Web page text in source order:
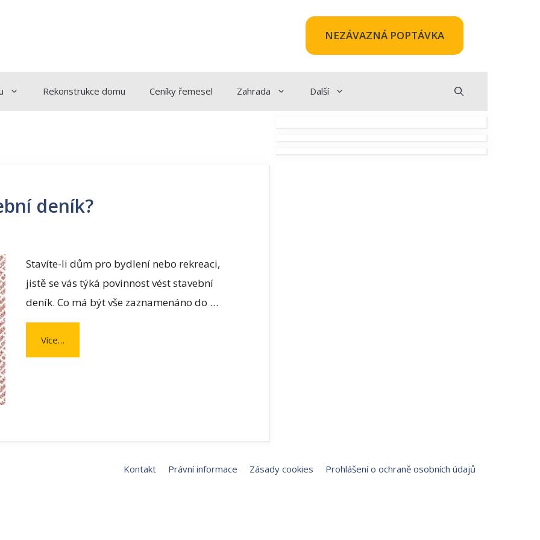
NEZÁVAZNÁ POPTÁVKA
Rekonstrukce domu Ceníky řemesel Zahrada Další
deník?
Stavíte-li dům pro bydlení nebo rekreaci,
jistě se vás týká povinnost vést stavební
deník. Co má být vše zaznamenáno do …
Více…
Kontakt Právní informace Zásady cookies Prohlášení o ochraně osobních údajů